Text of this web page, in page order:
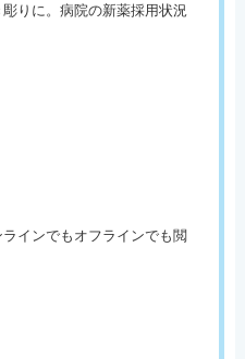
りに。病院の新薬採用状況
インでもオフラインでも閲